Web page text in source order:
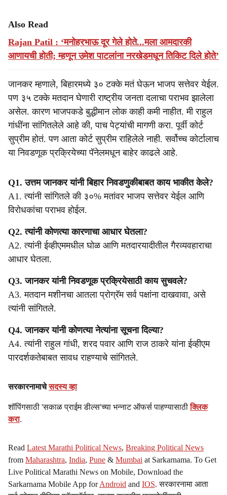
Also Read
Rajan Patil : ‘मनोहरभाऊ दूर गेले होते...मला आमदारकी
आणायची होती; म्हणून उमेश पाटलांना नरखेडमधून तिकिट दिले होते’
जानकर म्हणाले, बिहारमध्ये ३० टक्के मतं घेऊन भाजप सत्तेवर येईल.
पण ३५ टक्के मतदान घेणारी राष्ट्रीय जनता दलाचा पराभव झालेला
असेल. कारण भाजपकडे बुद्धीमान लोक काही कमी नाहीत. मी राहुल
गांधींना सांगितलेले आहे की, पाच पेट्यांची मागणी करा. पूर्वी कोर्ट
सुप्रीम होतं. पण आता कोर्ट सुप्रीम राहिलेले नाही. सर्वोच्च कोर्टालाच
या निवडणूक प्रक्रियेच्या पॅनेलमधून बाहेर काढले आहे.
Q1. उत्तम जानकर यांनी बिहार निवडणुकीबाबत काय भाकीत केले?
A1. त्यांनी सांगितले की ३०% मतांवर भाजप सत्तेवर येईल आणि
विरोधकांचा पराभव होईल.
Q2. त्यांनी कोणत्या कारणाचा आधार घेतला?
A2. त्यांनी ईव्हीएममधील घोळ आणि मतदारयादीतील गैरव्यवहाराचा
आधार घेतला.
Q3. जानकर यांनी निवडणूक प्रक्रियेसाठी काय सुचवले?
A3. मतदान मशीनचा आतला प्रोग्रॅम सर्व पक्षांना दाखवावा, असे
त्यांनी सांगितले.
Q4. जानकर यांनी कोणत्या नेत्यांना सूचना दिल्या?
A4. त्यांनी राहुल गांधी, शरद पवार आणि राज ठाकरे यांना ईव्हीएम
पारदर्शकतेबाबत सावध राहण्याचे सांगितले.
सरकारनामाचेसदस्य व्हा
शॉपिंगसाठी 'सकाळ प्राईम डील्स'च्या भन्नाट ऑफर्स पाहण्यासाठीक्लिक
करा.
Read Latest Marathi Political News, Breaking Political News
from Maharashtra, India, Pune & Mumbai at Sarkarnama. To Get
Live Political Marathi News on Mobile, Download the
Sarkarnama Mobile App forAndroid and IOS. सरकारनामा आता